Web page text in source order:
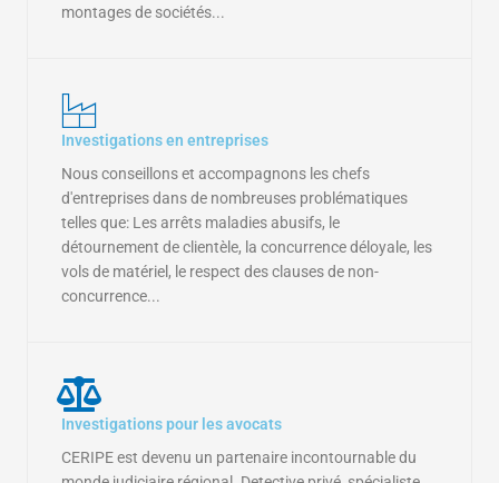
montages de sociétés...
Investigations en entreprises
Nous conseillons et accompagnons les chefs
d'entreprises dans de nombreuses problématiques
telles que: Les arrêts maladies abusifs, le
détournement de clientèle, la concurrence déloyale, les
vols de matériel, le respect des clauses de non-
concurrence...
Investigations pour les avocats
CERIPE est devenu un partenaire incontournable du